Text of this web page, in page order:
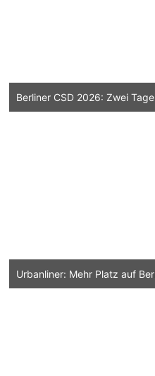
Berliner CSD 2026: Zwei
Urbanliner: Mehr Platz auf